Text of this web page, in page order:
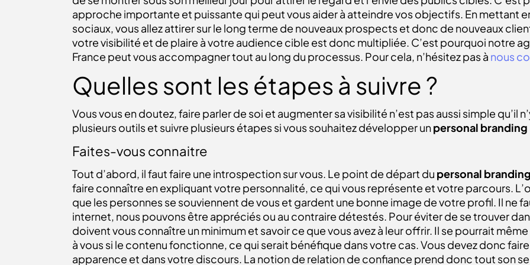
approche importante et puissante qui peut vous aider à atteindre vos objectifs. En mettant
sociaux, vous allez attirer sur le long terme de nouveaux prospects et donc de nouveaux
votre visibilité et de plaire à votre audience cible est donc multipliée. C’est pourquoi notre
France peut vous accompagner tout au long du processus. Pour cela, n’hésitez pas à nous
Quelles sont les étapes à suivre ?
Vous vous en doutez, faire parler de soi et augmenter sa visibilité n’est pas aussi simple qu’il
plusieurs outils et suivre plusieurs étapes si vous souhaitez développer unpersonal branding
Faites-vous connaitre
Tout d’abord, il faut faire une introspection sur vous. Le point de départ du personal
faire connaître en expliquant votre personnalité, ce qui vous représente et votre parcours.
que les personnes se souviennent de vous et gardent une bonne image de votre profil. Il ne
internet, nous pouvons être appréciés ou au contraire détestés. Pour éviter de se trouver
doivent vous connaître un minimum et savoir ce que vous avez à leur offrir. Il se pourrait
à vous si le contenufonctionne, ce qui serait bénéfique dans votre cas. Vous devez donc
apparence et dans votre discours. La notion de relation de confiance prend donc tout son